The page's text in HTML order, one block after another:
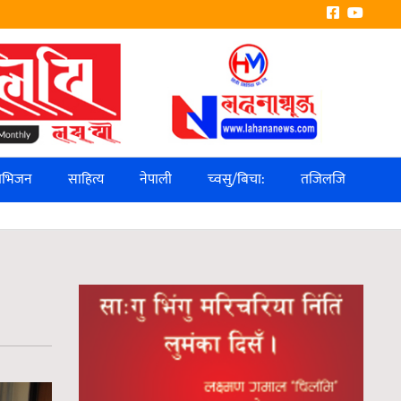
साहित्य नेपाली च्वसु/बिचा: तजिलजि